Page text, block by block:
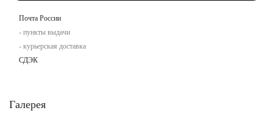
Почта России
- пункты выдачи
- курьерская доставка
СДЭК
Галерея